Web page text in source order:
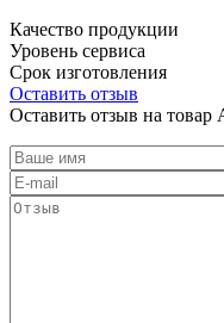
Качество продукции
Уровень сервиса
Срок изготовления
Оставить отзыв
Оставить отзыв на товар